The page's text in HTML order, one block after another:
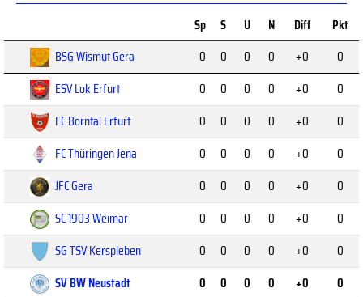
Sp S U N Diff
Pkt
BSG Wismut Gera
0 0 0 0 +0
0
ESV Lok Erfurt
0 0 0 0 +0
0
FC Borntal Erfurt
0 0 0 0 +0
0
FC Thüringen Jena
0 0 0 0 +0
0
JFC Gera
0 0 0 0 +0
0
SC 1903 Weimar
0 0 0 0 +0
0
SG TSV Kerspleben
0 0 0 0 +0
0
SV BW Neustadt
0 0 0 0 +0
0